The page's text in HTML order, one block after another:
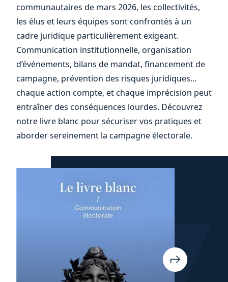
communautaires de mars 2026, les collectivités,
les élus et leurs équipes sont confrontés à un
cadre juridique particulièrement exigeant.
Communication institutionnelle, organisation
d’événements, bilans de mandat, financement de
campagne, prévention des risques juridiques…
chaque action compte, et chaque imprécision peut
entraîner des conséquences lourdes. Découvrez
notre livre blanc pour sécuriser vos pratiques et
aborder sereinement la campagne électorale.